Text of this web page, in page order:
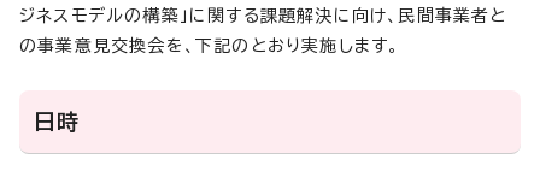
ジネスモデルの構築」に関する課題解決に向け、民間事業者と
の事業意見交換会を、下記のとおり実施します。
日時